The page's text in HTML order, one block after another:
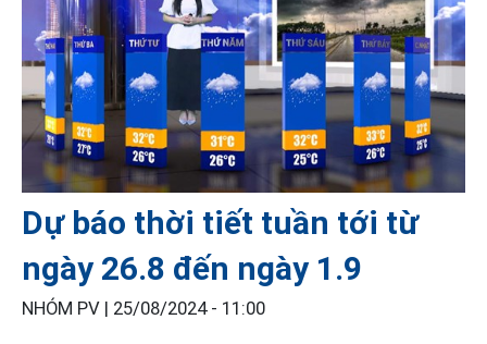
Dự báo thời tiết tuần tới từ
ngày 26.8 đến ngày 1.9
NHÓM PV | 25/08/2024 - 11:00